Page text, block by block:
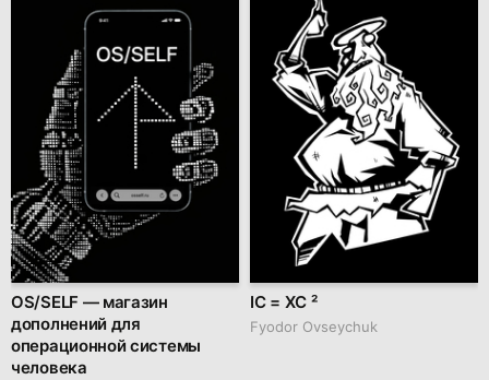
OS/SELF — магазин
дополнений для
операционной системы
человека
IC = XC ²
Fyodor Ovseychuk